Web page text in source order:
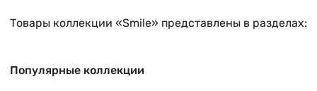
Товары коллекции «Smile» представлены в разделах:
Популярные коллекции